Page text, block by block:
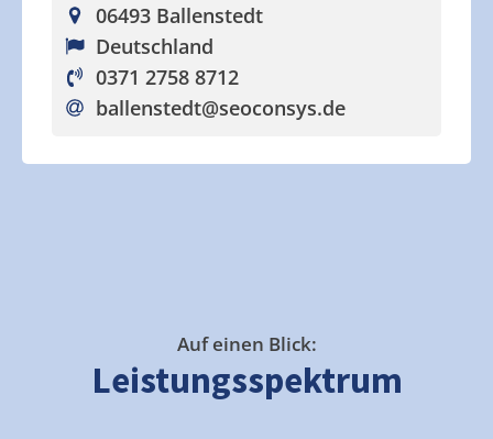
06493 Ballenstedt
Deutschland
0371 2758 8712
ballenstedt@seoconsys.de
Auf einen Blick:
Leistungsspektrum